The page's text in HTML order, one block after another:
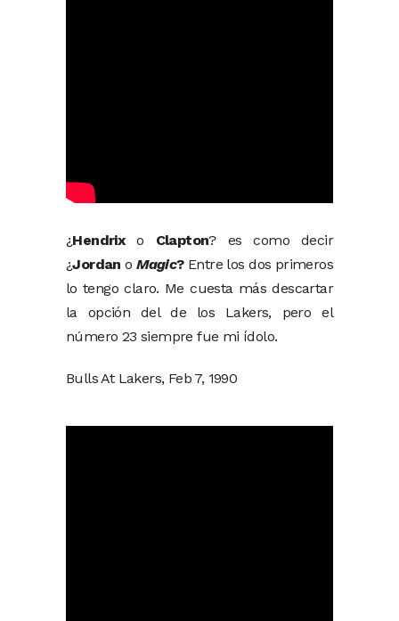
¿Hendrixo Clapton? es como decir
¿Jordan oMagic?Entre los dos primeros
lo tengo claro. Me cuesta más descartar
la opción del de los Lakers, pero el
número 23 siempre fue mi ídolo.
Bulls At Lakers, Feb 7, 1990